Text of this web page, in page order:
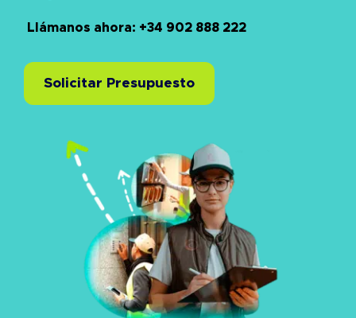
Llámanos ahora: +34 902 888 222
Solicitar Presupuesto